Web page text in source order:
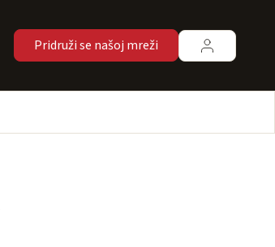
Pridruži se našoj mreži